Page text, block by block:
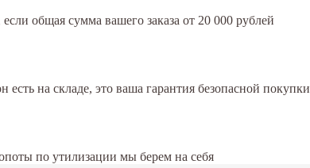
общая сумма вашего заказа от 20 000 рублей
на складе, это ваша гарантия безопасной покупки
по утилизации мы берем на себя